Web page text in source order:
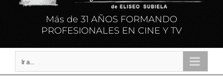
Más de 31 AÑOS FORMANDO
PROFESIONALES EN CINE Y TV
Ir a...